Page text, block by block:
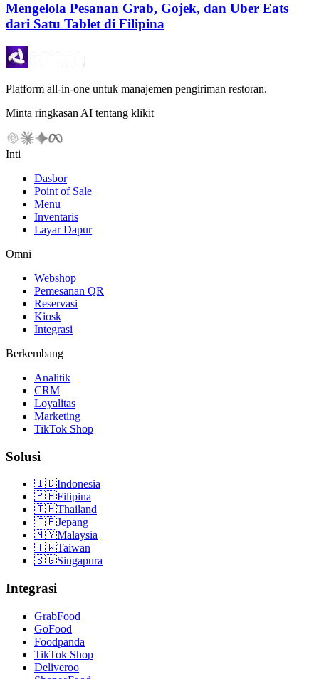
Mengelola Pesanan Grab, Gojek, dan Uber Eats
dari Satu Tablet di Filipina
Platform all-in-one untuk manajemen pengiriman restoran.
Minta ringkasan AI tentang klikit
Inti
Dasbor
Point of Sale
Menu
Inventaris
Layar Dapur
Omni
Webshop
Pemesanan QR
Reservasi
Kiosk
Integrasi
Berkembang
Analitik
CRM
Loyalitas
Marketing
TikTok Shop
Solusi
🇮🇩Indonesia
🇵🇭Filipina
🇹🇭Thailand
🇯🇵Jepang
🇲🇾Malaysia
🇹🇼Taiwan
🇸🇬Singapura
Integrasi
GrabFood
GoFood
Foodpanda
TikTok Shop
Deliveroo